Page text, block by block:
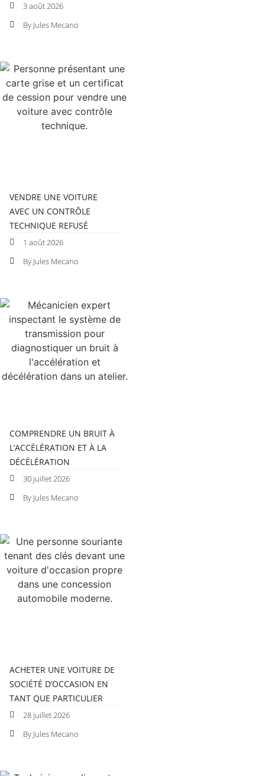
3 août 2026
By Jules Mecano
VENDRE UNE VOITURE
AVEC UN CONTRÔLE
TECHNIQUE REFUSÉ
1 août 2026
By Jules Mecano
COMPRENDRE UN BRUIT À
L’ACCÉLÉRATION ET À LA
DÉCÉLÉRATION
30 juillet 2026
By Jules Mecano
ACHETER UNE VOITURE DE
SOCIÉTÉ D’OCCASION EN
TANT QUE PARTICULIER
28 juillet 2026
By Jules Mecano